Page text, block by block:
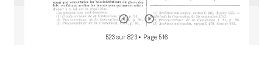
523 sur 823 • Page 516